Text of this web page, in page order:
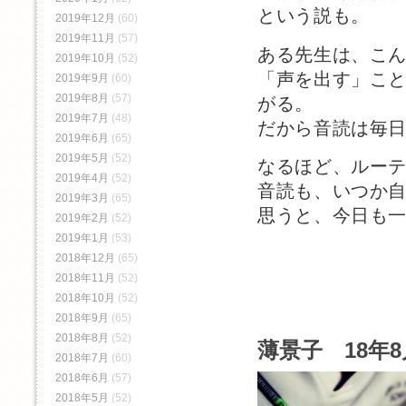
という説も。
ある先生は、こ
「声を出す」こ
がる。
だから音読は毎
なるほど、ルー
音読も、いつか
思うと、今日も
薄景子 18年8
2019年12月 (60)
2019年11月 (57)
2019年10月 (52)
2019年9月 (60)
2019年8月 (57)
2019年7月 (48)
2019年6月 (65)
2019年5月 (52)
2019年4月 (52)
2019年3月 (65)
2019年2月 (52)
2019年1月 (53)
2018年12月 (65)
2018年11月 (52)
2018年10月 (52)
2018年9月 (65)
2018年8月 (52)
2018年7月 (60)
2018年6月 (57)
2018年5月 (52)